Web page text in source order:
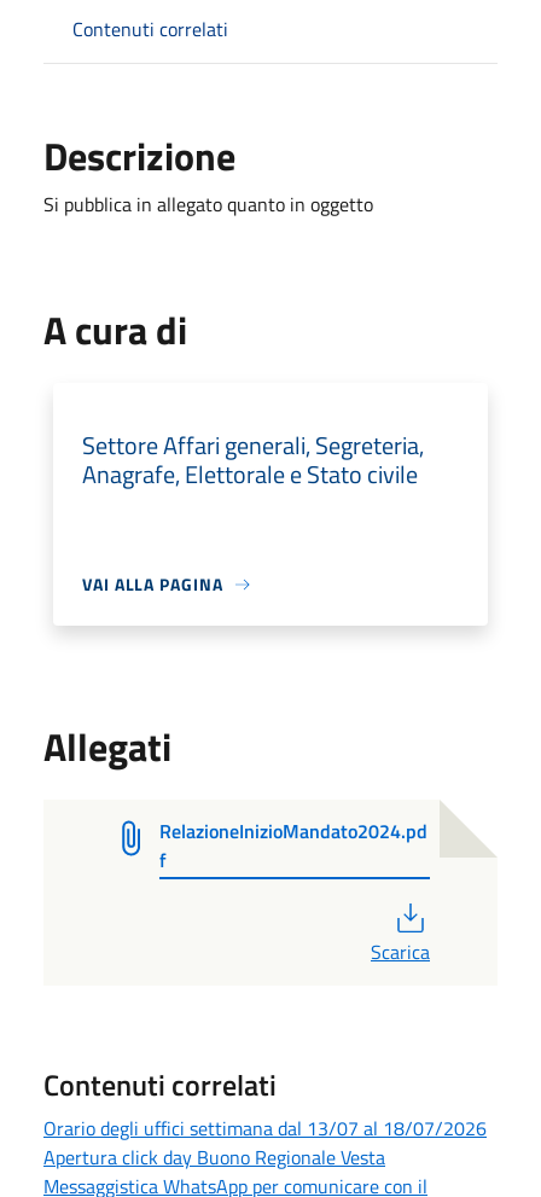
Contenuti correlati
Descrizione
Si pubblica in allegato quanto in oggetto
A cura di
Settore Affari generali, Segreteria,
Anagrafe, Elettorale e Stato civile
VAI ALLA PAGINA
Allegati
RelazioneInizioMandato2024.pd
f
Scarica
Contenuti correlati
Orario degli uffici settimana dal 13/07 al 18/07/2026
Apertura click day Buono Regionale Vesta
Messaggistica WhatsApp per comunicare con il